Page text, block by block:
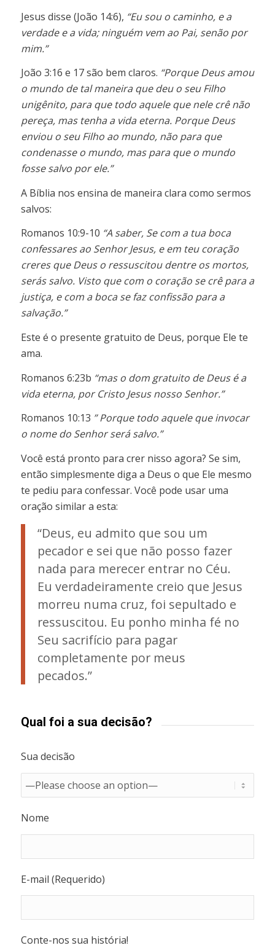
Jesus disse (João 14:6), “Eu sou o caminho, e a
verdade e a vida; ninguém vem ao Pai, senão por
mim.”
João 3:16 e 17 são bem claros. “Porque Deus amou
o mundo de tal maneira que deu o seu Filho
unigênito, para que todo aquele que nele crê não
pereça, mas tenha a vida eterna. Porque Deus
enviou o seu Filho ao mundo, não para que
condenasse o mundo, mas para que o mundo
fosse salvo por ele.”
A Bíblia nos ensina de maneira clara como sermos
salvos:
Romanos 10:9-10 “A saber, Se com a tua boca
confessares ao Senhor Jesus, e em teu coração
creres que Deus o ressuscitou dentre os mortos,
serás salvo. Visto que com o coração se crê para a
justiça, e com a boca se faz confissão para a
salvação.”
Este é o presente gratuito de Deus, porque Ele te
ama.
Romanos 6:23b “mas o dom gratuito de Deus é a
vida eterna, por Cristo Jesus nosso Senhor.”
Romanos 10:13 ” Porque todo aquele que invocar
o nome do Senhor será salvo.”
Você está pronto para crer nisso agora? Se sim,
então simplesmente diga a Deus o que Ele mesmo
te pediu para confessar. Você pode usar uma
oração similar a esta:
“Deus, eu admito que sou um
pecador e sei que não posso fazer
nada para merecer entrar no Céu.
Eu verdadeiramente creio que Jesus
morreu numa cruz, foi sepultado e
ressuscitou. Eu ponho minha fé no
Seu sacrifício para pagar
completamente por meus
pecados.”
Qual foi a sua decisão?
Sua decisão
Nome
E-mail (Requerido)
Conte-nos sua história!